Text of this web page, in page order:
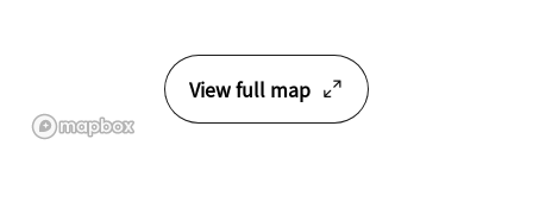
View full map